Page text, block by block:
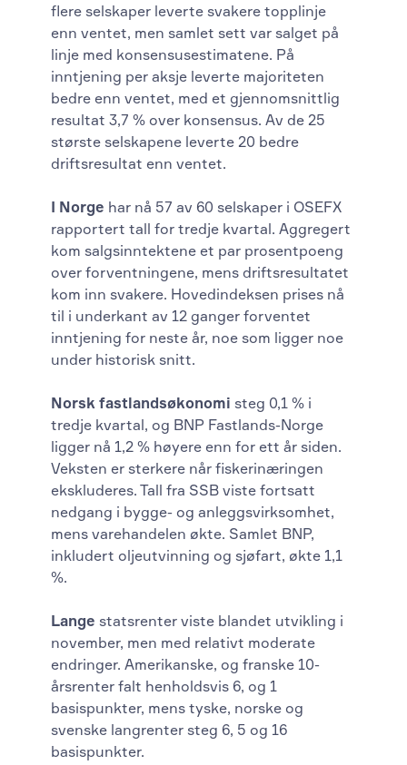
flere selskaper leverte svakere topplinje
enn ventet, men samlet sett var salget på
linje med konsensusestimatene. På
inntjening per aksje leverte majoriteten
bedre enn ventet, med et gjennomsnittlig
resultat 3,7 % over konsensus. Av de 25
største selskapene leverte 20 bedre
driftsresultat enn ventet.
I Norge har nå 57 av 60 selskaper i OSEFX
rapportert tall for tredje kvartal. Aggregert
kom salgsinntektene et par prosentpoeng
over forventningene, mens driftsresultatet
kom inn svakere. Hovedindeksen prises nå
til i underkant av 12 ganger forventet
inntjening for neste år, noe som ligger noe
under historisk snitt.
Norsk fastlandsøkonomi steg 0,1 % i
tredje kvartal, og BNP Fastlands-Norge
ligger nå 1,2 % høyere enn for ett år siden.
Veksten er sterkere når fiskerinæringen
ekskluderes. Tall fra SSB viste fortsatt
nedgang i bygge- og anleggsvirksomhet,
mens varehandelen økte. Samlet BNP,
inkludert oljeutvinning og sjøfart, økte 1,1
%.
Lange statsrenter viste blandet utvikling i
november, men med relativt moderate
endringer. Amerikanske, og franske 10-
årsrenter falt henholdsvis 6, og 1
basispunkter, mens tyske, norske og
svenske langrenter steg 6, 5 og 16
basispunkter.